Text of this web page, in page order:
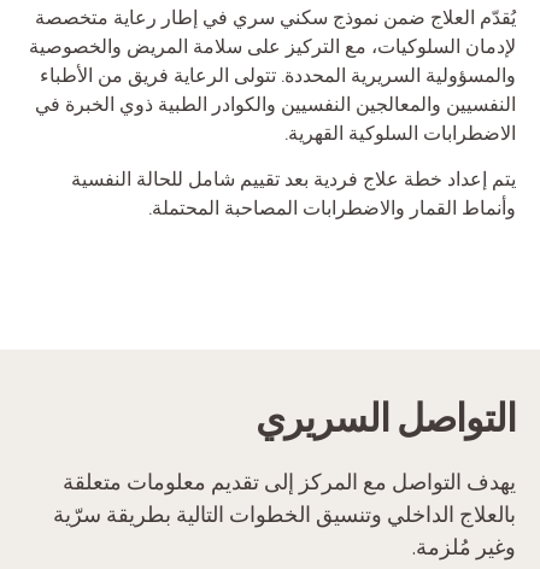
يُقدّم العلاج ضمن نموذج سكني سري في إطار رعاية متخصصة
لإدمان السلوكيات، مع التركيز على سلامة المريض والخصوصية
والمسؤولية السريرية المحددة. تتولى الرعاية فريق من الأطباء
النفسيين والمعالجين النفسيين والكوادر الطبية ذوي الخبرة في
الاضطرابات السلوكية القهرية.
يتم إعداد خطة علاج فردية بعد تقييم شامل للحالة النفسية
وأنماط القمار والاضطرابات المصاحبة المحتملة.
‏التواصل السريري
يهدف التواصل مع المركز إلى تقديم معلومات متعلقة
بالعلاج الداخلي وتنسيق الخطوات التالية بطريقة سرّية
وغير مُلزمة.